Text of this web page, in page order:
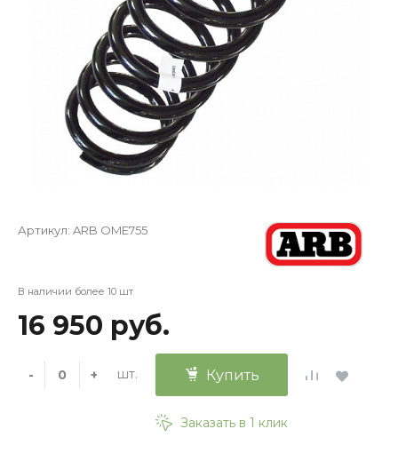
Артикул: ARB OME755
В наличии более 10 шт
16 950 руб.
- + шт. Купить
Заказать в 1 клик